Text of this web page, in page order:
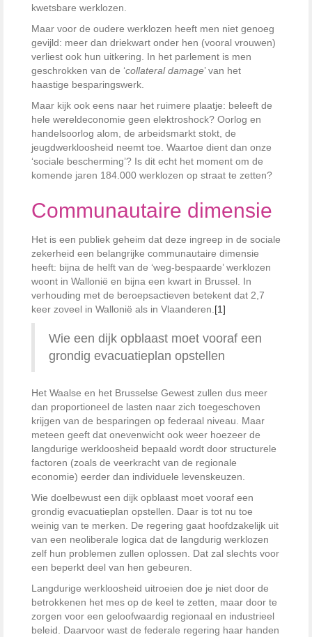
kwetsbare werklozen.
Maar voor de oudere werklozen heeft men niet genoeg
gevijld: meer dan driekwart onder hen (vooral vrouwen)
verliest ook hun uitkering. In het parlement is men
geschrokken van de ‘collateral damage’ van het
haastige besparingswerk.
Maar kijk ook eens naar het ruimere plaatje: beleeft de
hele wereldeconomie geen elektroshock? Oorlog en
handelsoorlog alom, de arbeidsmarkt stokt, de
jeugdwerkloosheid neemt toe. Waartoe dient dan onze
‘sociale bescherming’? Is dit echt het moment om de
komende jaren 184.000 werklozen op straat te zetten?
Communautaire dimensie
Het is een publiek geheim dat deze ingreep in de sociale
zekerheid een belangrijke communautaire dimensie
heeft: bijna de helft van de ‘weg-bespaarde’ werklozen
woont in Wallonië en bijna een kwart in Brussel. In
verhouding met de beroepsactieven betekent dat 2,7
keer zoveel in Wallonië als in Vlaanderen. [1]
Wie een dijk opblaast moet vooraf een
grondig evacuatieplan opstellen
Het Waalse en het Brusselse Gewest zullen dus meer
dan proportioneel de lasten naar zich toegeschoven
krijgen van de besparingen op federaal niveau. Maar
meteen geeft dat onevenwicht ook weer hoezeer de
langdurige werkloosheid bepaald wordt door structurele
factoren (zoals de veerkracht van de regionale
economie) eerder dan individuele levenskeuzen.
Wie doelbewust een dijk opblaast moet vooraf een
grondig evacuatieplan opstellen. Daar is tot nu toe
weinig van te merken. De regering gaat hoofdzakelijk uit
van een neoliberale logica dat de langdurig werklozen
zelf hun problemen zullen oplossen. Dat zal slechts voor
een beperkt deel van hen gebeuren.
Langdurige werkloosheid uitroeien doe je niet door de
betrokkenen het mes op de keel te zetten, maar door te
zorgen voor een geloofwaardig regionaal en industrieel
beleid. Daarvoor wast de federale regering haar handen